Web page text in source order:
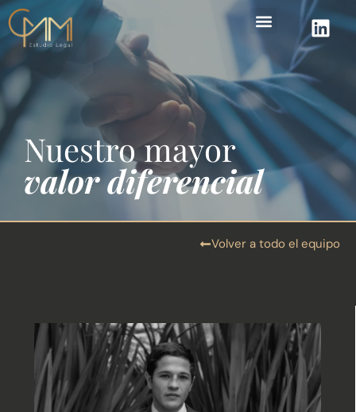
Nuestro mayor
valor diferencial
Volver a todo el equipo